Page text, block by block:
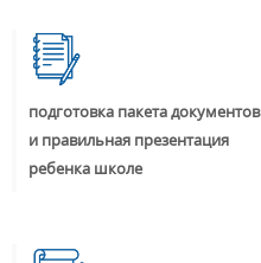
подготовка пакета документов
и правильная презентация
ребенка школе